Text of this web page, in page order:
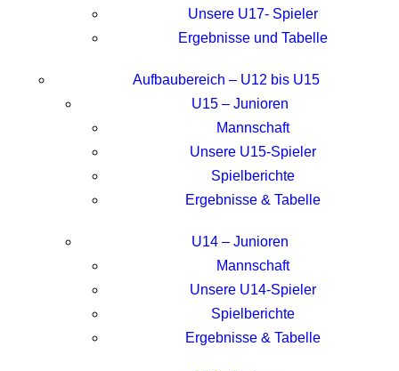
Unsere U17- Spieler
Ergebnisse und Tabelle
Aufbaubereich – U12 bis U15
U15 – Junioren
Mannschaft
Unsere U15-Spieler
Spielberichte
Ergebnisse & Tabelle
U14 – Junioren
Mannschaft
Unsere U14-Spieler
Spielberichte
Ergebnisse & Tabelle